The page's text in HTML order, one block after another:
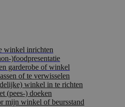
winkel inrichten
)foodpresentatie
garderobe of winkel
of te verwisselen
winkel in te richten
(pees-) doeken
mijn winkel of beursstand